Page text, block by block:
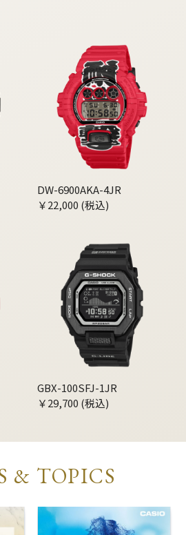
DW-6900AKA-4JR
￥22,000 (税込)
GBX-100SFJ-1JR
￥29,700 (税込)
& TOPICS